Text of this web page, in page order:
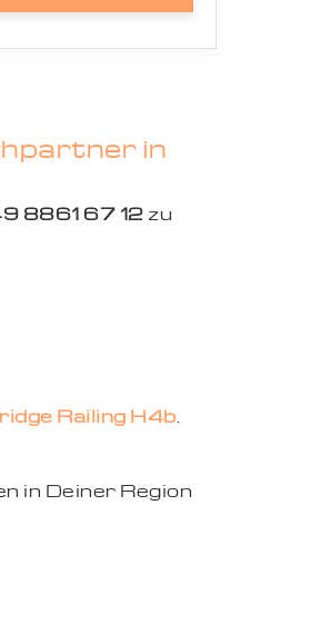
in
8861 67 12 zu
Railing H4b.
in Deiner Region